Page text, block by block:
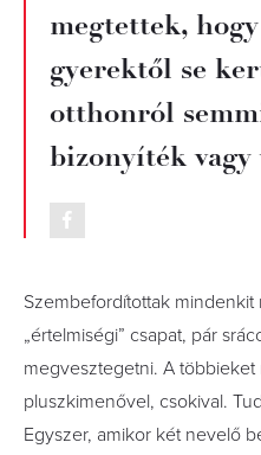
megtettek,
gyerektől se
otthonról
bizonyíték vagy
Szembefordítottak
„értelmiségi” csapat, pár
megvesztegetni. A
pluszkimenővel, csokival.
Egyszer, amikor két nevelő